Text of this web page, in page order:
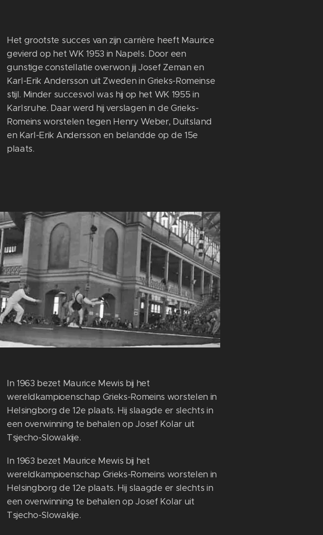
Het grootste succes van zijn carrière heeft Maurice
gevierd op het WK 1953 in Napels. Door een
gunstige constellatie overwon jij Josef Zeman en
Karl-Erik Andersson uit Zweden in Grieks-Romeinse
stijl. Minder succesvol was hij op het WK 1955 in
Karlsruhe. Daar werd hij verslagen in de Grieks-
Romeins worstelen tegen Henry Weber, Duitsland
en Karl-Erik Andersson en belandde op de 15e
plaats.
In 1963 bezet Maurice Mewis bij het
wereldkampioenschap Grieks-Romeins worstelen in
Helsingborg de 12e plaats. Hij slaagde er slechts in
een overwinning te behalen op Josef Kolar uit
Tsjecho-Slowakije.
In 1963 bezet Maurice Mewis bij het
wereldkampioenschap Grieks-Romeins worstelen in
Helsingborg de 12e plaats. Hij slaagde er slechts in
een overwinning te behalen op Josef Kolar uit
Tsjecho-Slowakije.